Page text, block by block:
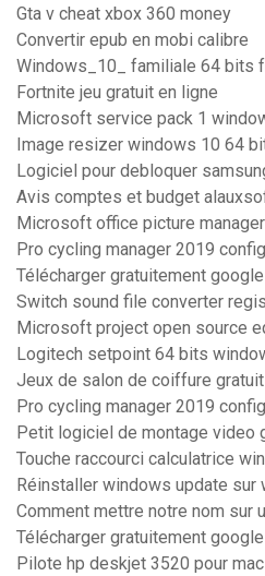
Gta v cheat xbox 360 money
Convertir epub en mobi calibre
Windows_10_ familiale 64 bits
Fortnite jeu gratuit en ligne
Microsoft service pack 1
Image resizer windows 10 64
Logiciel pour debloquer
Avis comptes et budget
Microsoft office picture
Pro cycling manager 2019
Télécharger gratuitement
Switch sound file converter
Microsoft project open source
Logitech setpoint 64 bits
Jeux de salon de coiffure
Pro cycling manager 2019
Petit logiciel de montage video
Touche raccourci calculatrice
Réinstaller windows update sur
Comment mettre notre nom sur
Télécharger gratuitement
Pilote hp deskjet 3520 pour mac